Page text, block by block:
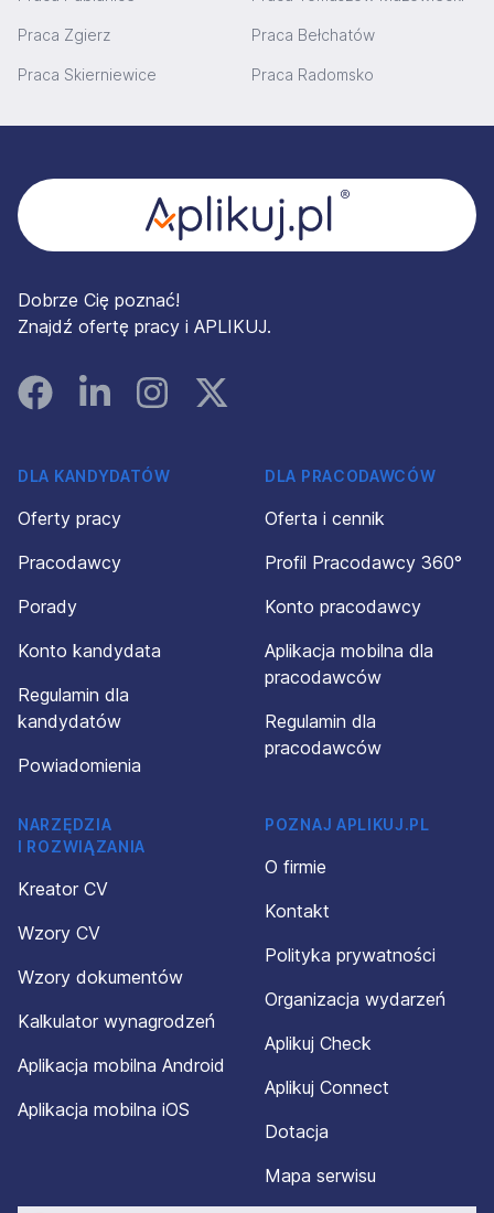
Praca Zgierz Praca Bełchatów
Praca Skierniewice Praca Radomsko
Dobrze Cię poznać!
Znajdź ofertę pracy i APLIKUJ.
FacebookLinked InInstagramInstagram
DLA KANDYDATÓW
Oferty pracy
Pracodawcy
Porady
Konto kandydata
Regulamin dla
kandydatów
Powiadomienia
DLA PRACODAWCÓW
Oferta i cennik
Profil Pracodawcy 360°
Konto pracodawcy
Aplikacja mobilna dla
pracodawców
Regulamin dla
pracodawców
NARZĘDZIA
I ROZWIĄZANIA
Kreator CV
Wzory CV
Wzory dokumentów
Kalkulator wynagrodzeń
Aplikacja mobilna Android
Aplikacja mobilna iOS
POZNAJ APLIKUJ.PL
O firmie
Kontakt
Polityka prywatności
Organizacja wydarzeń
Aplikuj Check
Aplikuj Connect
Dotacja
Mapa serwisu